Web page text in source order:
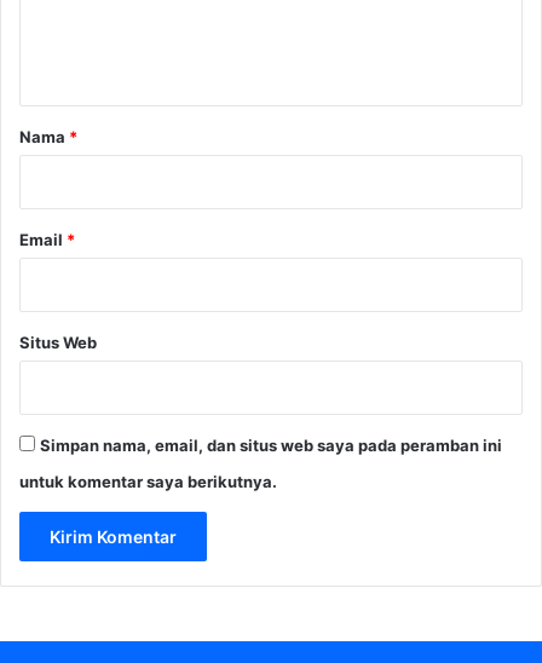
rNama *
Email *
Situs Web
Simpan nama, email, dan situs web saya pada peramban ini
untuk komentar saya berikutnya.